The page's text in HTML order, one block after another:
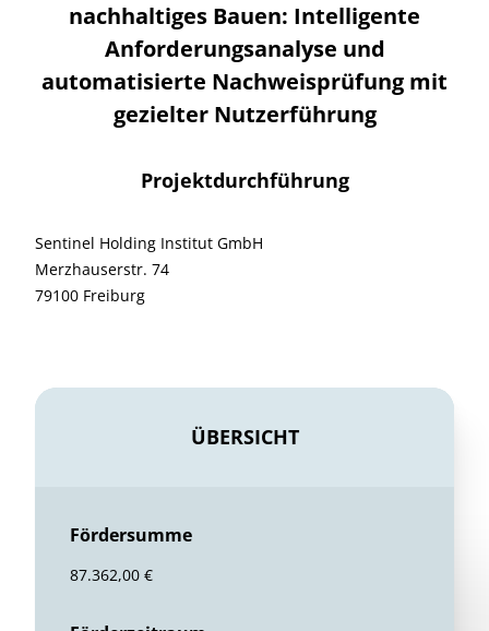
nachhaltiges Bauen: Intelligente
Anforderungsanalyse und
automatisierte Nachweisprüfung mit
gezielter Nutzerführung
Projektdurchführung
Sentinel Holding Institut GmbH
Merzhauserstr. 74
79100 Freiburg
ÜBERSICHT
Fördersumme
87.362,00 €